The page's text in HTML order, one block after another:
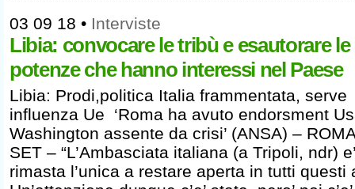
03 09 18 • Interviste
Libia: convocare le tribù e esautorare le
potenze che hanno interessi nel Paese
Libia: Prodi,politica Italia frammentata, serve
influenza Ue ‘Roma ha avuto endorsment
Washington assente da crisi’ (ANSA) –
SET – “L’Ambasciata italiana (a Tripoli, ndr) e’
rimasta l’unica a restare aperta in tutti questi